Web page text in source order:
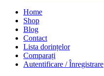
Home
Shop
Blog
Contact
Lista dorințelor
Comparați
Autentificare / Înregistrare